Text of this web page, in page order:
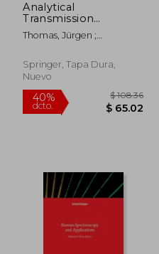
Analytical
Transmission
Electron Microscopy:
An Introduction for
Thomas, Jürgen ;
Springer, Tapa Dura,
Nuevo